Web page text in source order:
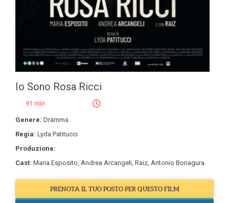
Io Sono Rosa Ricci
91 min
Genere: Dramma
Regia: Lyda Patitucci
Produzione:
Cast: Maria Esposito Andrea Arcangeli Raiz Antonio Bonagura
PRENOTA IL TUO POSTO PER QUESTO FILM